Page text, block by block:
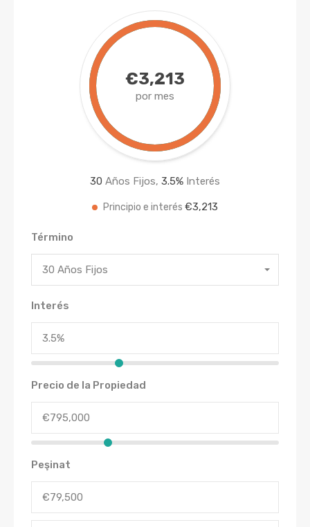
€3,213
por mes
30 Años Fijos, 3.5% Interés
Principio e interés €3,213
Término
30 Años Fijos
Interés
Precio de la Propiedad
Peşinat